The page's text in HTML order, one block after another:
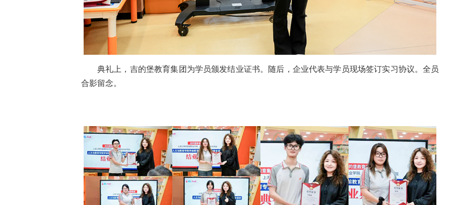
典礼上，吉的堡教育集团为学员颁发结业证书。随后，企业代表与学员现场签订实习协议。全员
合影留念。